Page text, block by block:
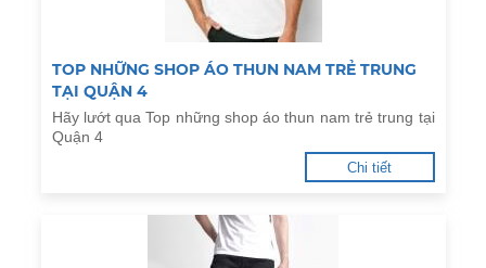
TOP NHỮNG SHOP ÁO THUN NAM TRẺ TRUNG
TẠI QUẬN 4
Hãy lướt qua Top những shop áo thun nam trẻ trung tại
Quận 4
Chi tiết